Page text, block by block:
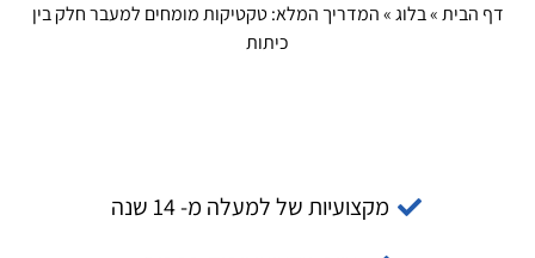
דף הבית»בלוג»המדריך המלא: טקטיקות מומחים למעבר חלק בין
כיתות
מקצועיות של למעלה מ- 14 שנה